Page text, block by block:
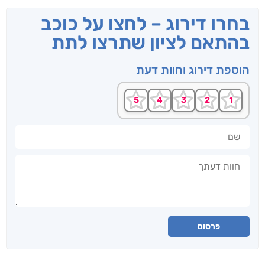
בחרו דירוג – לחצו על כוכב
בהתאם לציון שתרצו לתת
הוספת דירוג וחוות דעת
פרסום